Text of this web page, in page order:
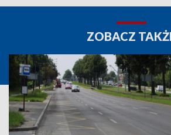
ZOBACZ